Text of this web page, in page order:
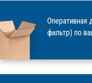
Оперативная
фильтр) по